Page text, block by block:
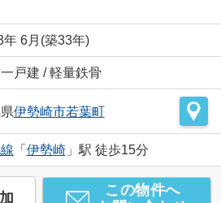
年 6月(築33年)
戸建 / 軽量鉄骨
伊勢崎市若葉町
「 伊勢崎」駅 徒歩15分
この物件へ